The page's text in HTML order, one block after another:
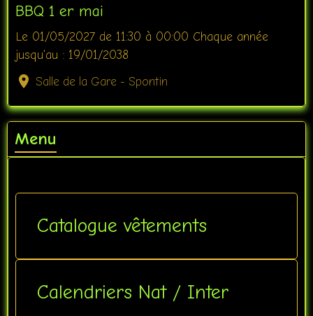
BBQ 1 er mai
Le 01/05/2027 de 11:30 à 00:00 Chaque année
jusqu'au : 19/01/2038
Salle de la Gare - Spontin
Menu
Catalogue vêtements
Calendriers Nat / Inter